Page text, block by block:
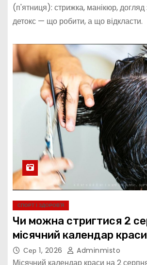
(п'ятниця): стрижка, манікюр,
детокс — що робити, а що відкласти.
СПОРТ І ЗДОРОВ’Я
Чи можна стригтися 2
місячний календар краси
Сер 1, 2026 Adminmisto